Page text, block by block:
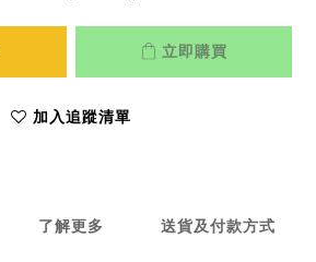
立即購買
加入追蹤清單
了解更多 送貨及付款方式